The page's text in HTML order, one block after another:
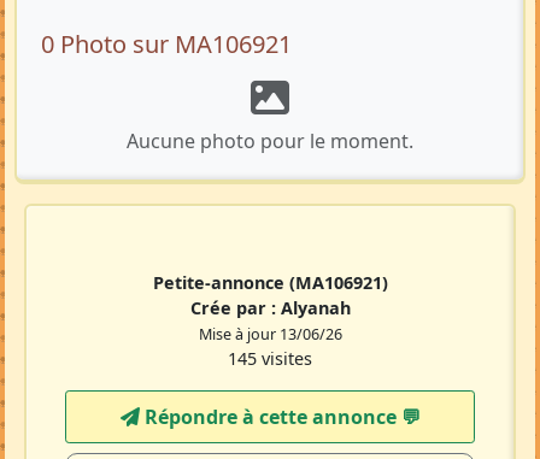
0 Photo sur MA106921
Aucune photo pour le moment.
Petite-annonce (MA106921)
Crée par : Alyanah
Mise à jour 13/06/26
145 visites
Répondre à cette annonce 💬​